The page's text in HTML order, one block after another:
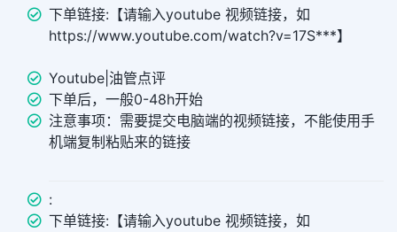
下单链接:【请输入youtube 视频链接，如
https://www.youtube.com/watch?v=17S***】
Youtube|油管点评
下单后，一般0-48h开始
注意事项：需要提交电脑端的视频链接，不能使用手
机端复制粘贴来的链接
:
下单链接:【请输入youtube 视频链接，如